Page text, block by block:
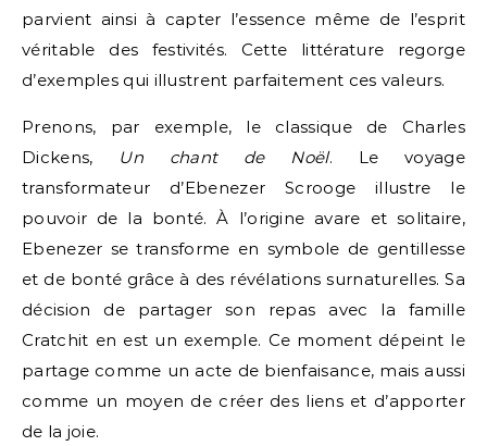
parvient ainsi à capter l’essence même de l’esprit
véritable des festivités. Cette littérature regorge
d’exemples qui illustrent parfaitement ces valeurs.
Prenons, par exemple, le classique de Charles
Dickens, Un chant de Noël. Le voyage
transformateur d’Ebenezer Scrooge illustre le
pouvoir de la bonté. À l’origine avare et solitaire,
Ebenezer se transforme en symbole de gentillesse
et de bonté grâce à des révélations surnaturelles. Sa
décision de partager son repas avec la famille
Cratchit en est un exemple. Ce moment dépeint le
partage comme un acte de bienfaisance, mais aussi
comme un moyen de créer des liens et d’apporter
de la joie.